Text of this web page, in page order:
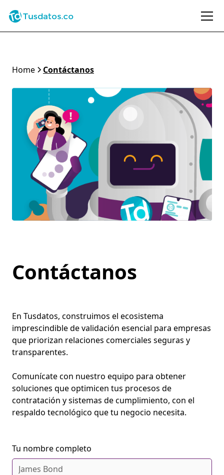
Home Contáctanos
Contáctanos
En Tusdatos, construimos el ecosistema
imprescindible de validación esencial para empresas
que priorizan relaciones comerciales seguras y
transparentes.
Comunícate con nuestro equipo para obtener
soluciones que optimicen tus procesos de
contratación y sistemas de cumplimiento, con el
respaldo tecnológico que tu negocio necesita.
Tu nombre completo